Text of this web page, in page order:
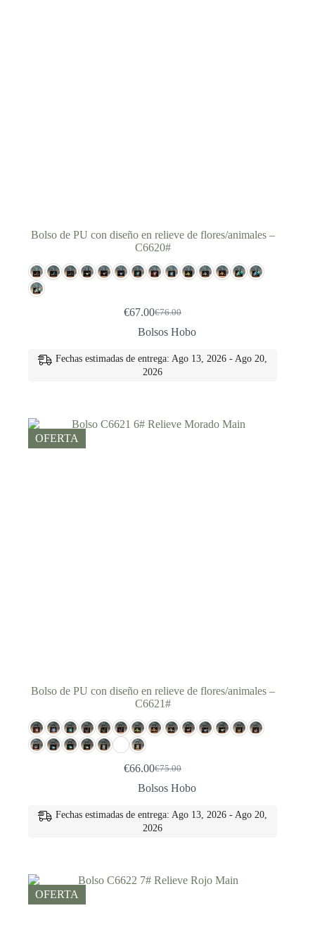
Bolso de PU con diseño en relieve de flores/animales –
C6620#
€76.00
El
precio
era:
€76.00.
€67.00El
precio
es:
€67.00.
Bolsos Hobo
Fechas estimadas de entrega: Ago 13, 2026 - Ago 20,
2026
OFERTA
Bolso de PU con diseño en relieve de flores/animales –
C6621#
€75.00
El
precio
era:
€75.00.
€66.00El
precio
es:
€66.00.
Bolsos Hobo
Fechas estimadas de entrega: Ago 13, 2026 - Ago 20,
2026
OFERTA